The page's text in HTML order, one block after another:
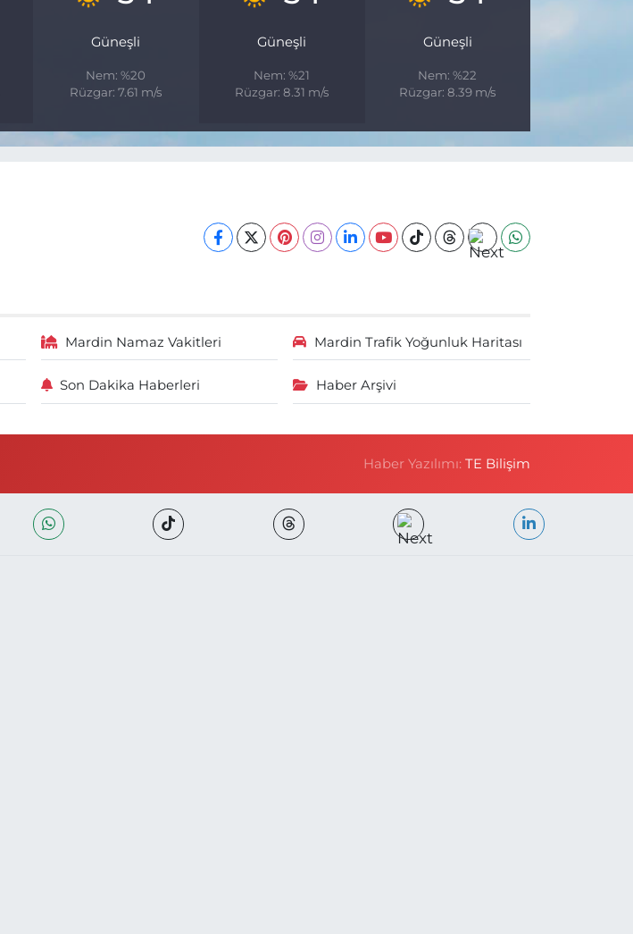
Güneşli
Nem: %20
Rüzgar: 7.61 m/s
Güneşli
Nem: %21
Rüzgar: 8.31 m/s
Güneşli
Nem: %22
Rüzgar: 8.39 m/s
Mardin Namaz Vakitleri Mardin Trafik Yoğunluk Haritası
Son Dakika Haberleri Haber Arşivi
Haber Yazılımı:TE Bilişim